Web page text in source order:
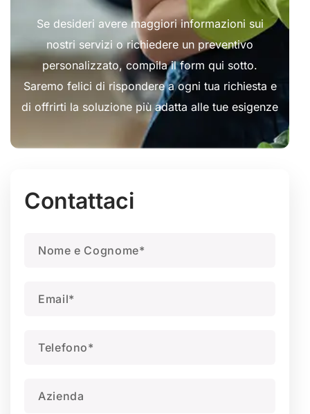
Se desideri avere maggiori informazioni sui
nostri servizi o richiedere un preventivo
personalizzato, compila il form qui sotto.
Saremo felici di rispondere a ogni tua richiesta e
di offrirti la soluzione più adatta alle tue esigenze
Contattaci